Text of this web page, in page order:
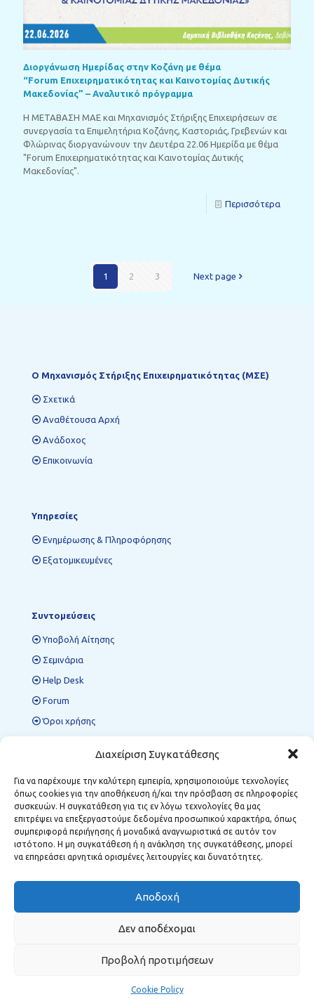
Διαχείριση Συγκατάθεσης
Για να παρέχουμε την καλύτερη εμπειρία, χρησιμοποιούμε τεχνολογίες
όπως cookies για την αποθήκευση ή/και την πρόσβαση σε πληροφορίες
συσκευών. Η συγκατάθεση για τις εν λόγω τεχνολογίες θα μας
επιτρέψει να επεξεργαστούμε δεδομένα προσωπικού χαρακτήρα, όπως
συμπεριφορά περιήγησης ή μοναδικά αναγνωριστικά σε αυτόν τον
ιστότοπο. Η μη συγκατάθεση ή η ανάκληση της συγκατάθεσης, μπορεί
να επηρεάσει αρνητικά ορισμένες λειτουργίες και δυνατότητες.
Αποδοχή
Δεν αποδέχομαι
Προβολή προτιμήσεων
Cookie Policy
Διοργάνωση Ημερίδας στην Κοζάνη με θέμα
“Forum Επιχειρηματικότητας και Καινοτομίας Δυτικής
Μακεδονίας” – Αναλυτικό πρόγραμμα
Η ΜΕΤΑΒΑΣΗ ΜΑΕ και Μηχανισμός Στήριξης Επιχειρήσεων σε
συνεργασία τα Επιμελητήρια Κοζάνης, Καστοριάς, Γρεβενών και
Φλώρινας διοργανώνουν την Δευτέρα 22.06 Ημερίδα με θέμα
"Forum Επιχειρηματικότητας και Καινοτομίας Δυτικής
Μακεδονίας".
Περισσότερα
1 2 3 Next page
Ο Mηχανισμός Στήριξης Επιχειρηματικότητας (ΜΣΕ)
Σχετικά
Αναθέτουσα Αρχή
Ανάδοχος
Επικοινωνία
Υπηρεσίες
Ενημέρωσης & Πληροφόρησης
Εξατομικευμένες
Συντομεύσεις
Υποβολή Αίτησης
Σεμινάρια
Help Desk
Forum
Όροι χρήσης
Περιφερειακές Δομές ΜΣΕ
Κοζάνη:Κωστή Παλαμά 12, Τ.Κ. 501 00
Φλώρινα:Δημάρχου Αναστασίου Σούλα 1, Τ.Κ. 531 00
Μεγαλόπολη:Σταθοπούλου 6, Τ.Κ. 222 00